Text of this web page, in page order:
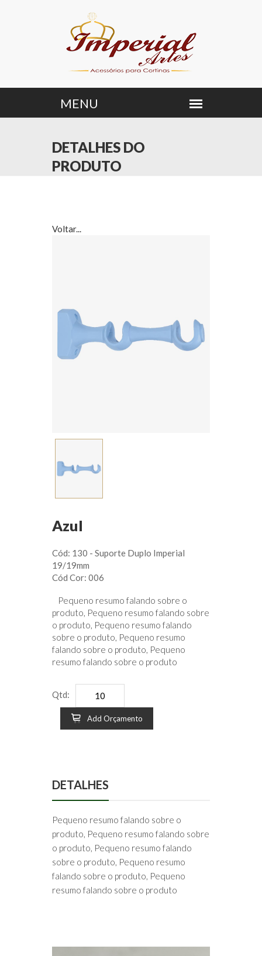
DETALHES DO
PRODUTO
Voltar...
Azul
Cód: 130 - Suporte Duplo Imperial
19/19mm
Cód Cor: 006
Pequeno resumo falando sobre o
produto, Pequeno resumo falando sobre
o produto, Pequeno resumo falando
sobre o produto, Pequeno resumo
falando sobre o produto, Pequeno
resumo falando sobre o produto
Qtd:
Add Orçamento
DETALHES
Pequeno resumo falando sobre o
produto, Pequeno resumo falando sobre
o produto, Pequeno resumo falando
sobre o produto, Pequeno resumo
falando sobre o produto, Pequeno
resumo falando sobre o produto